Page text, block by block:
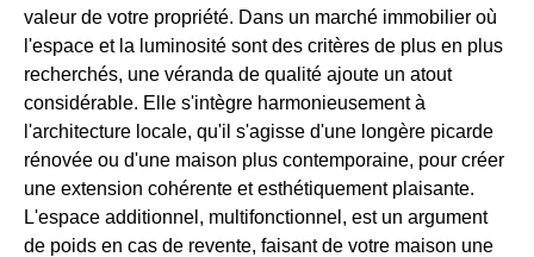
valeur de votre propriété. Dans un marché immobilier où
l'espace et la luminosité sont des critères de plus en plus
recherchés, une véranda de qualité ajoute un atout
considérable. Elle s'intègre harmonieusement à
l'architecture locale, qu'il s'agisse d'une longère picarde
rénovée ou d'une maison plus contemporaine, pour créer
une extension cohérente et esthétiquement plaisante.
L'espace additionnel, multifonctionnel, est un argument
de poids en cas de revente, faisant de votre maison une